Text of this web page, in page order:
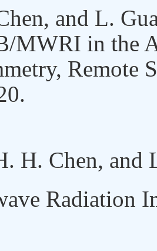
and L.
MWRI in the
Remote
H. Chen, and
Radiation